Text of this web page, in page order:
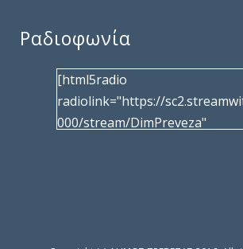
Ραδιοφωνία
[html5radio
radiolink="https://
000/stream/DimPreveza"